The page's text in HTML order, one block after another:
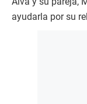
ayudarla por su